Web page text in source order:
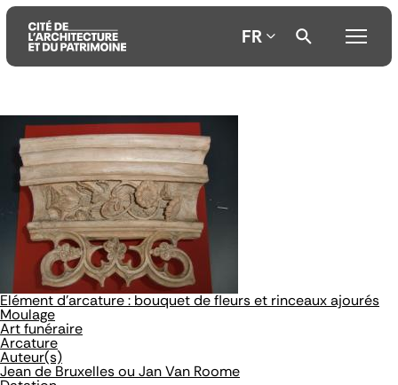
Aller
au
contenu
principal
Aller
au
menu
principal
Aller
recherche
FR
Elément d'arcature : bouquet de fleurs et rinceaux ajourés
Moulage
Art funéraire
Arcature
Auteur(s)
Jean de Bruxelles ou Jan Van Roome